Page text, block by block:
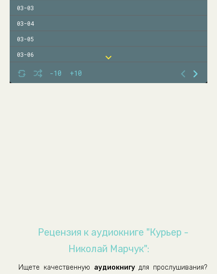
-10 +10
03-03
03-04
03-05
03-06
03-07
03-08
Рецензия к аудиокниге "Курьер -
Николай Марчук":
Ищете качественную аудиокнигудля прослушивания?